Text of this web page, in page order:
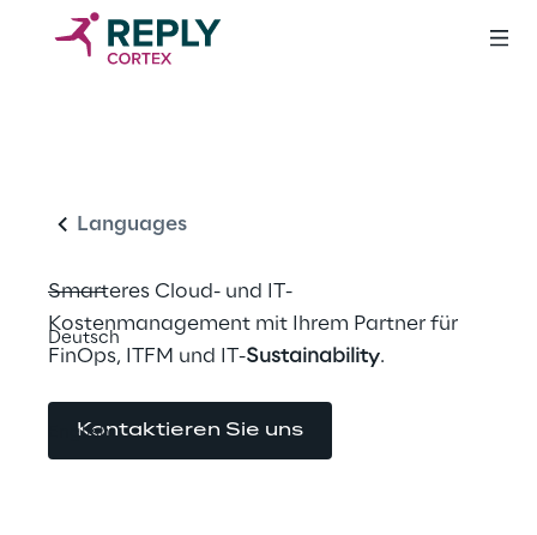
Languages
Deutsch
English
Smarteres Cloud- und IT-
Kostenmanagement mit Ihrem Partner für
FinOps, ITFM und IT-Sustainability.
Kontaktieren Sie uns